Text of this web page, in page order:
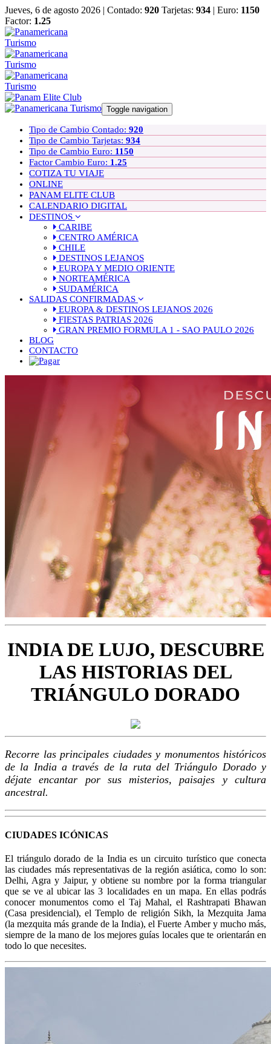
Jueves, 6 de agosto 2026 | Contado: 920 Tarjetas: 934 | Euro: 1150
Factor: 1.25
Toggle navigation
Tipo de Cambio Contado: 920
Tipo de Cambio Tarjetas: 934
Tipo de Cambio Euro: 1150
Factor Cambio Euro: 1.25
COTIZA TU VIAJE
ONLINE
PANAM ELITE CLUB
CALENDARIO DIGITAL
DESTINOS
CARIBE
CENTRO AMÉRICA
CHILE
DESTINOS LEJANOS
EUROPA Y MEDIO ORIENTE
NORTEAMÉRICA
SUDAMÉRICA
SALIDAS CONFIRMADAS
EUROPA & DESTINOS LEJANOS 2026
FIESTAS PATRIAS 2026
GRAN PREMIO FORMULA 1 - SAO PAULO 2026
BLOG
CONTACTO
INDIA DE LUJO, DESCUBRE
LAS HISTORIAS DEL
TRIÁNGULO DORADO
Recorre las principales ciudades y monumentos históricos
de la India a través de la ruta del Triángulo Dorado y
déjate encantar por sus misterios, paisajes y cultura
ancestral.
CIUDADES ICÓNICAS
El triángulo dorado de la India es un circuito turístico que conecta
las ciudades más representativas de la región asiática, como lo son:
Delhi, Agra y Jaipur, y obtiene su nombre por la forma triangular
que se ve al ubicar las 3 localidades en un mapa. En ellas podrás
conocer monumentos como el Taj Mahal, el Rashtrapati Bhawan
(Casa presidencial), el Templo de religión Sikh, la Mezquita Jama
(la mezquita más grande de la India), el Fuerte Amber y mucho más,
siempre de la mano de los mejores guías locales que te orientarán en
todo lo que necesites.